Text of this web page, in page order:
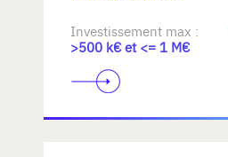
Investissement max :
>500 k€ et <= 1 M€